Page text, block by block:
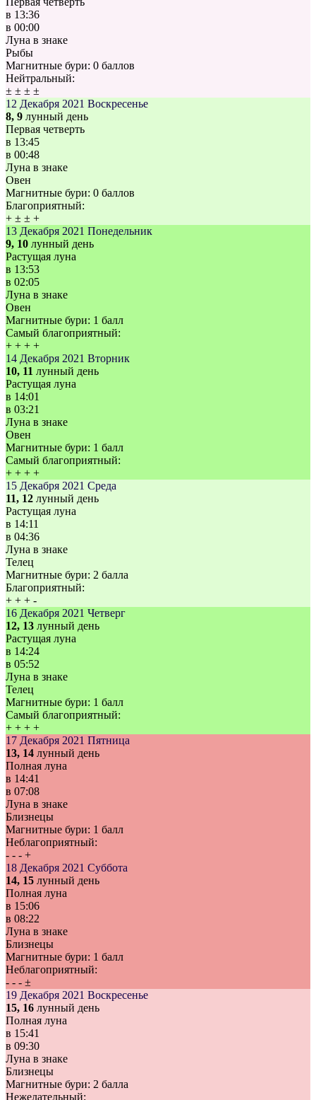
в 13:36
в 00:00
Луна в знаке
Рыбы
Магнитные бури: 0 баллов
Нейтральный:
± ± ± ±
12 Декабря 2021 Воскресенье
8, 9 лунный день
Первая четверть
в 13:45
в 00:48
Луна в знаке
Овен
Магнитные бури: 0 баллов
Благоприятный:
+ ± ± +
13 Декабря 2021 Понедельник
9, 10 лунный день
Растущая луна
в 13:53
в 02:05
Луна в знаке
Овен
Магнитные бури: 1 балл
Самый благоприятный:
+ + + +
14 Декабря 2021 Вторник
10, 11 лунный день
Растущая луна
в 14:01
в 03:21
Луна в знаке
Овен
Магнитные бури: 1 балл
Самый благоприятный:
+ + + +
15 Декабря 2021 Среда
11, 12 лунный день
Растущая луна
в 14:11
в 04:36
Луна в знаке
Телец
Магнитные бури: 2 балла
Благоприятный:
+ + + -
16 Декабря 2021 Четверг
12, 13 лунный день
Растущая луна
в 14:24
в 05:52
Луна в знаке
Телец
Магнитные бури: 1 балл
Самый благоприятный:
+ + + +
17 Декабря 2021 Пятница
13, 14 лунный день
Полная луна
в 14:41
в 07:08
Луна в знаке
Близнецы
Магнитные бури: 1 балл
Неблагоприятный:
- - - +
18 Декабря 2021 Суббота
14, 15 лунный день
Полная луна
в 15:06
в 08:22
Луна в знаке
Близнецы
Магнитные бури: 1 балл
Неблагоприятный:
- - - ±
19 Декабря 2021 Воскресенье
15, 16 лунный день
Полная луна
в 15:41
в 09:30
Луна в знаке
Близнецы
Магнитные бури: 2 балла
Нежелательный: